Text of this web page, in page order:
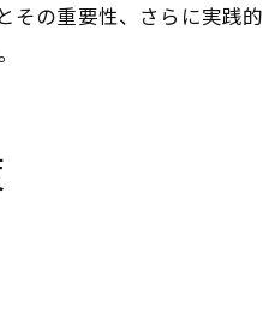
その重要性、さらに実践的